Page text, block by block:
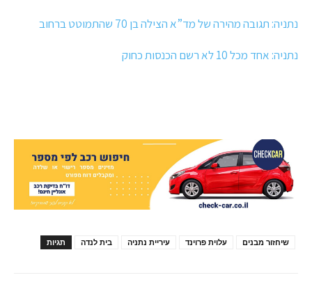
נתניה: תגובה מהירה של מד”א הצילה בן 70 שהתמוטט ברחוב
נתניה: אחד מכל 10 לא רשם הכנסות כחוק
תגיות בית לנדה עיריית נתניה עלוית פרוינד שיחזור מבנים